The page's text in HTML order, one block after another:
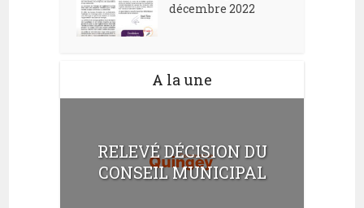
décembre 2022
A la une
RELEVÉ DÉCISION DU
CONSEIL MUNICIPAL